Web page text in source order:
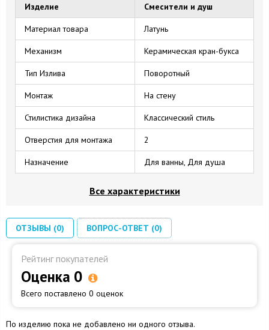
Изделие Смесители и душ
Материал товара Латунь
Механизм Керамическая кран-букса
Тип Излива Поворотный
Монтаж На стену
Стилистика дизайна Классический стиль
Отверстия для монтажа 2
Назначение Для ванны, Для душа
Все характеристики
ОТЗЫВЫ (0) ВОПРОС-ОТВЕТ (0)
Рейтинг покупателей
Оценка 0
Всего поставлено 0 оценок
По изделию пока не добавлено ни одного отзыва.